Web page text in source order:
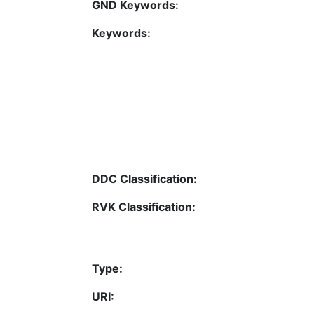
GND Keywords:
Keywords:
DDC Classification:
RVK Classification:
Type:
URI: